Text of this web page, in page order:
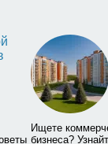
Ищете
бизнеса?